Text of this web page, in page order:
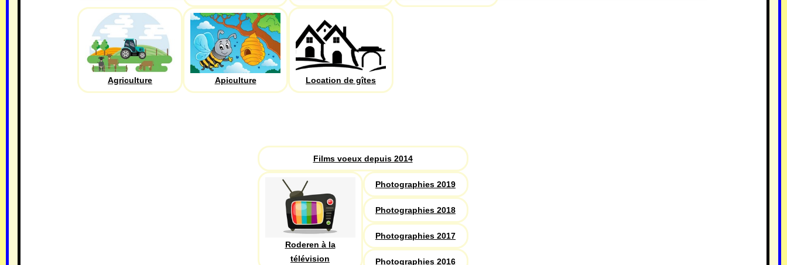
Agriculture Apiculture Location de gîtes
Films voeux depuis 2014
Roderen à la
télévision
Photographies 2019
Photographies 2018
Photographies 2017
Photographies 2016